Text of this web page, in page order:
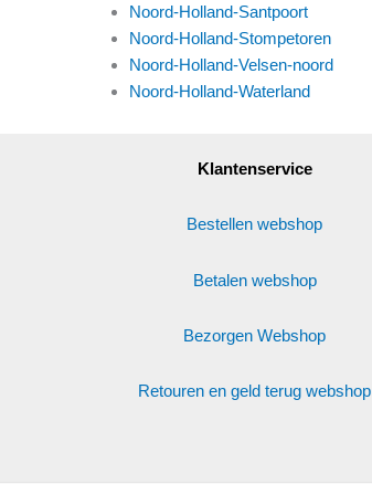
Noord-Holland-Santpoort
Noord-Holland-Stompetoren
Noord-Holland-Velsen-noord
Noord-Holland-Waterland
Klantenservice
Bestellen webshop
Betalen webshop
Bezorgen Webshop
Retouren en geld terug webshop